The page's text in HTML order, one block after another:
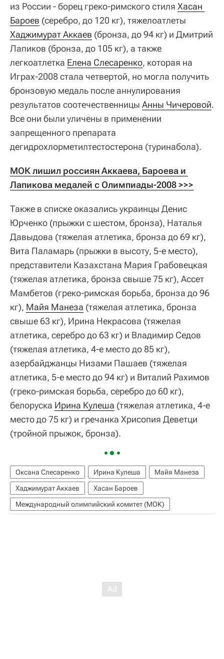
из России - борец греко-римского стиля Хасан
Бароев (серебро, до 120 кг), тяжелоатлеты
Хаджимурат Аккаев (бронза, до 94 кг) и Дмитрий
Лапиков (бронза, до 105 кг), а также
легкоатлетка Елена Слесаренко, которая на
Играх-2008 стала четвертой, но могла получить
бронзовую медаль после аннулирования
результатов соотечественницы Анны Чичеровой.
Все они были уличены в применении
запрещенного препарата
дегидрохлорметилтестостерона (туринабола).
МОК лишил россиян Аккаева, Бароева и
Лапикова медалей с Олимпиады-2008 >>>
Также в списке оказались украинцы Денис
Юрченко (прыжки с шестом, бронза), Наталья
Давыдова (тяжелая атлетика, бронза до 69 кг),
Вита Паламарь (прыжки в высоту, 5-е место),
представители Казахстана Мария Грабовецкая
(тяжелая атлетика, бронза свыше 75 кг), Ассет
Мамбетов (греко-римская борьба, бронза до 96
кг), Майя Манеза (тяжелая атлетика, бронза
свыше 63 кг), Ирина Некрасова (тяжелая
атлетика, серебро до 63 кг) и Владимир Седов
(тяжелая атлетика, 4-е место до 85 кг),
азербайджанцы Низами Пашаев (тяжелая
атлетика, 5-е место до 94 кг) и Виталий Рахимов
(греко-римская борьба, серебро до 60 кг),
белоруска Ирина Кулеша (тяжелая атлетика, 4-е
место до 75 кг) и гречанка Хрисопия Деветци
(тройной прыжок, бронза).
Оксана Слесаренко Ирина Кулеша
Майя Манеза
Хаджимурат Аккаев
Хасан Бароев
Международный олимпийский комитет (МОК)